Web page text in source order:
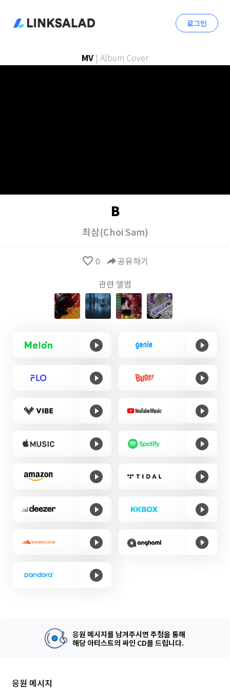
로그인
MV | Album Cover
B
최삼(Choi Sam)
favorite_border 0 reply공유하기
관련 앨범
응원 메시지를 남겨주시면 추첨을 통해
해당 아티스트의 싸인 CD를 드립니다.
응원 메시지